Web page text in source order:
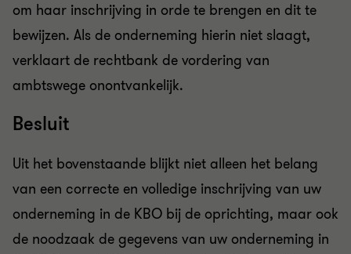
om haar inschrijving in orde te brengen en dit te
bewijzen. Als de onderneming hierin niet slaagt,
verklaart de rechtbank de vordering van
ambtswege onontvankelijk.
Besluit
Uit het bovenstaande blijkt niet alleen het belang
van een correcte en volledige inschrijving van uw
onderneming in de KBO bij de oprichting, maar ook
de noodzaak de gegevens van uw onderneming in